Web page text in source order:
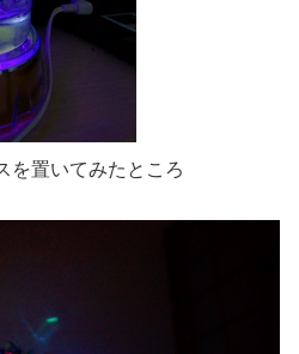
を置いてみたところ